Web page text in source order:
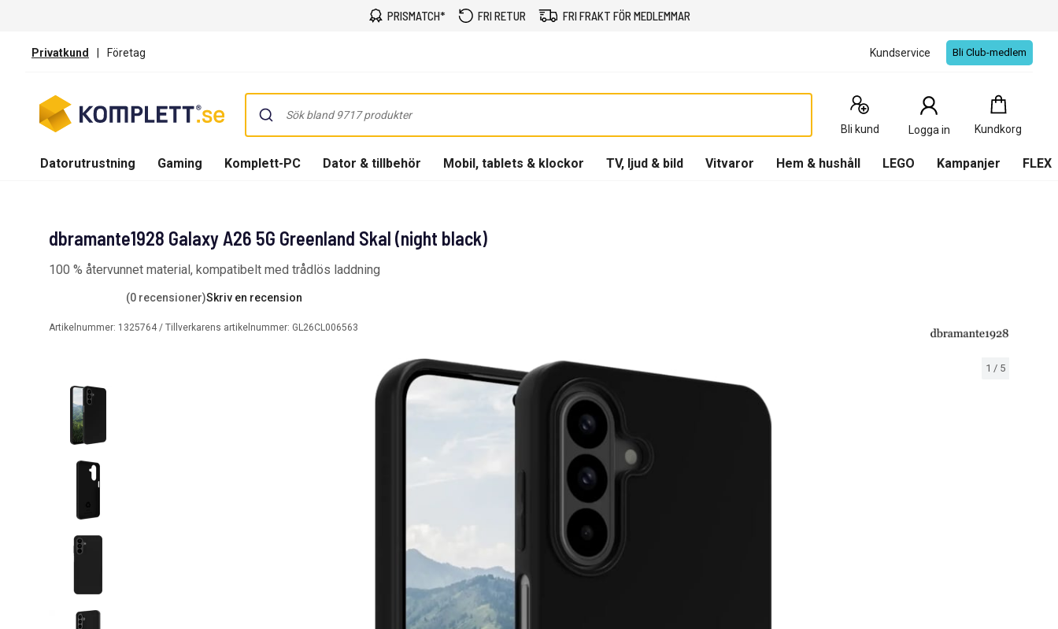
PRISMATCH* FRI RETUR FRI FRAKT FÖR MEDLEMMAR
Privatkund | Företag Kundservice Bli Club-medlem
Bli kund Logga in Kundkorg
Kundkorg
0
Produkter
Datorutrustning Gaming Komplett-PC Dator & tillbehör Mobil, tablets & klockor TV, ljud & bild Vitvaror Hem & hushåll LEGO Kampanjer FLEX
1 / 5
dbramante1928 Galaxy A26 5G Greenland Skal (night black)
100 % återvunnet material, kompatibelt med trådlös laddning
(0 recensioner)Skriv en recension
Artikelnummer: 1325764 / Tillverkarens artikelnummer: GL26CL006563